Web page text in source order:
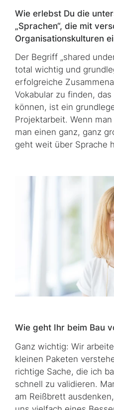
Wie erlebst Du die
„Sprachen“, die mit
Organisationskulturen
Der Begriff „shared
total wichtig und
erfolgreiche
Vokabular zu finden,
können, ist ein
Projektarbeit. Wenn
man einen ganz, ganz
geht weit über Sprache
Wie geht Ihr beim Bau
Ganz wichtig: Wir
kleinen Paketen
richtige Sache, die ich
schnell zu validieren.
am Reißbrett